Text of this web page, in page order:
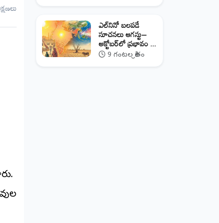
ఎల్‌నినో బలపడే
సూచనలు ఆగస్టు–
అక్టోబర్‌లో ప్రభావం ...
9 గంటల క్రితం